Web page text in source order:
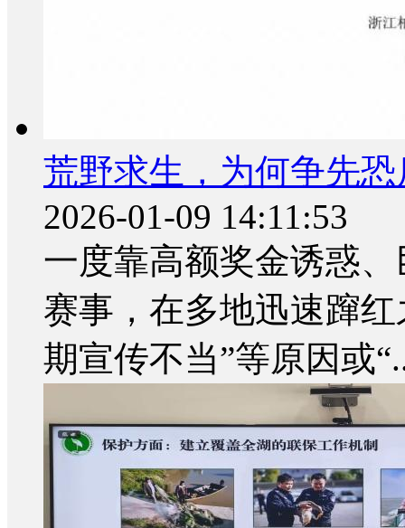
荒野求生，为何争先恐
2026-01-09 14:11:53
一度靠高额奖金诱惑
赛事，在多地迅速蹿
期宣传不当”等原因或